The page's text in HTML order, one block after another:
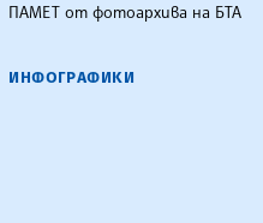
ПАМЕТ от фотоархива на БТА
ИНФОГРАФИКИ